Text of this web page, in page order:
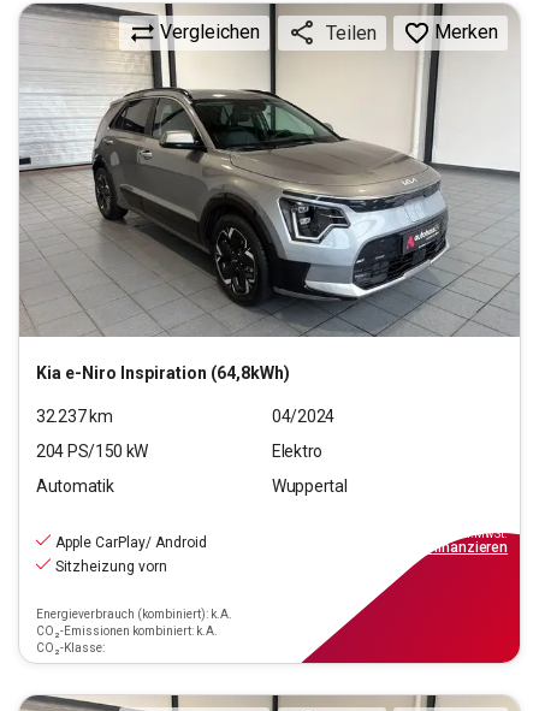
Kia e-Niro Inspiration (64,8kWh)
Vergleichen Teilen Merken
32.237km
04/2024
204 PS/150 kW
Elektro
Automatik
Wuppertal
Apple CarPlay/ Android
Sitzheizung vorn
Energieverbrauch (kombiniert): k.A.
CO₂-Emissionen kombiniert: k.A.
CO₂-Klasse:
inkl.MwSt.
finanzieren